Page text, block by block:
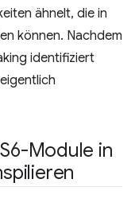
ähnelt, die in
können. Nachdem
identifiziert
Module in